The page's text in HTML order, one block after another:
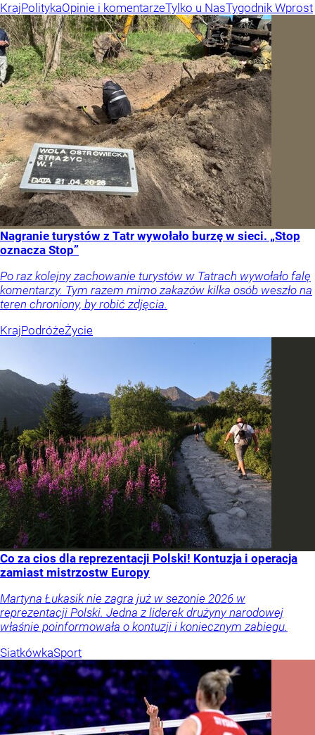
KrajPolitykaOpinie i komentarzeTylko u NasTygodnik Wprost
Nagranie turystów z Tatr wywołało burzę w sieci. „Stop
oznacza Stop”
Po raz kolejny zachowanie turystów w Tatrach wywołało falę
komentarzy. Tym razem mimo zakazów kilka osób weszło na
teren chroniony, by robić zdjęcia.
KrajPodróżeŻycie
Co za cios dla reprezentacji Polski! Kontuzja i operacja
zamiast mistrzostw Europy
Martyna Łukasik nie zagra już w sezonie 2026 w
reprezentacji Polski. Jedna z liderek drużyny narodowej
właśnie poinformowała o kontuzji i koniecznym zabiegu.
SiatkówkaSport